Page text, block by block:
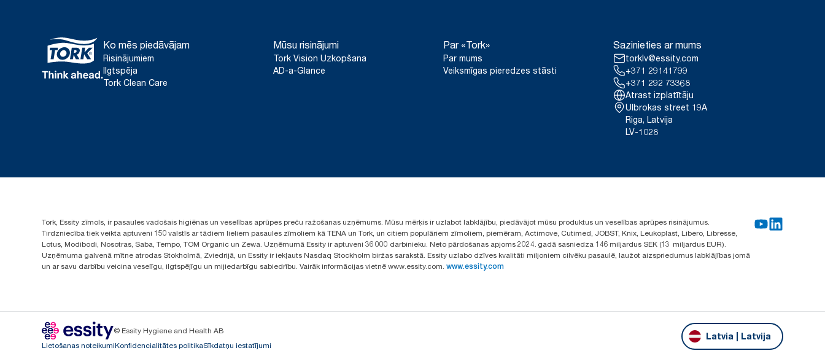
Ko mēs piedāvājam
Risinājumiem
Ilgtspēja
Tork Clean Care
Mūsu risinājumi
Tork Vision Uzkopšana
AD-a-Glance
Par «Tork»
Par mums
Veiksmīgas pieredzes stāsti
Sazinieties ar mums
torklv@essity.com
+371 29141799
+371 292 73368
Atrast izplatītāju
Ulbrokas street 19A
Riga, Latvija
LV-1028
Tork, Essity zīmols, ir pasaules vadošais higiēnas un veselības aprūpes preču ražošanas uzņēmums. Mūsu mērķis ir uzlabot labklājību, piedāvājot mūsu produktus un veselības aprūpes risinājumus.
Tirdzniecība tiek veikta aptuveni 150 valstīs ar tādiem lieliem pasaules zīmoliem kā TENA un Tork, un citiem populāriem zīmoliem, piemēram, Actimove, Cutimed, JOBST, Knix, Leukoplast, Libero, Libresse,
Lotus, Modibodi, Nosotras, Saba, Tempo, TOM Organic un Zewa. Uzņēmumā Essity ir aptuveni 36 000 darbinieku. Neto pārdošanas apjoms 2024. gadā sasniedza 146 miljardus SEK (13 miljardus EUR).
Uzņēmuma galvenā mītne atrodas Stokholmā, Zviedrijā, un Essity ir iekļauts Nasdaq Stockholm biržas sarakstā. Essity uzlabo dzīves kvalitāti miljoniem cilvēku pasaulē, laužot aizspriedumus labklājības jomā
un ar savu darbību veicina veselīgu, ilgtspējīgu un mijiedarbīgu sabiedrību. Vairāk informācijas vietnē www.essity.com. www.essity.com
© Essity Hygiene and Health AB
Lietošanas noteikumiKonfidencialitātes politikaSīkdatņu iestatījumi
Latvia | Latvija